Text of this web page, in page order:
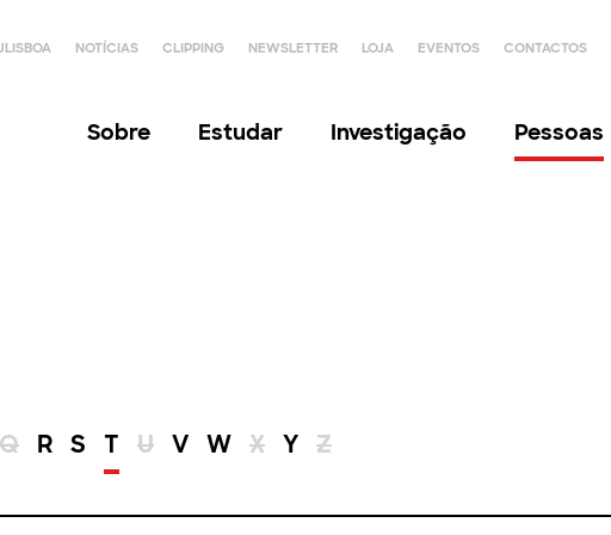
NOTÍCIAS CLIPPING NEWSLETTER LOJA EVENTOS CONTACTOS
Sobre Estudar Investigação Pessoas
Q R S T U V W X Y Z